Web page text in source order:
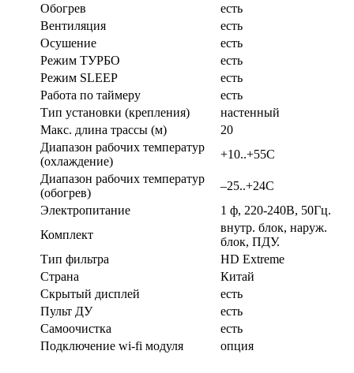
Обогрев
есть
Вентиляция
есть
Осушение
есть
Режим ТУРБО
есть
Режим SLEEP
есть
Работа по таймеру
есть
Тип установки (крепления)
настенный
Макс. длина трассы (м)
20
Диапазон рабочих температур
(охлаждение)
+10..+55С
Диапазон рабочих температур
(обогрев)
–25..+24С
Электропитание
1 ф, 220-240В, 50Гц.
Комплект
внутр. блок, наруж.
блок, ПДУ.
Тип фильтра
HD Extreme
Страна
Китай
Скрытый дисплей
есть
Пульт ДУ
есть
Самоочистка
есть
Подключение wi-fi модуля
опция